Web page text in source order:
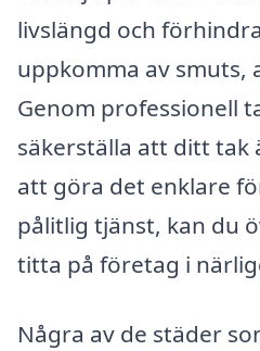
livslängd och
uppkomma av smuts,
Genom professionell
säkerställa att ditt tak
att göra det enklare
pålitlig tjänst, kan du
titta på företag i
Några av de städer